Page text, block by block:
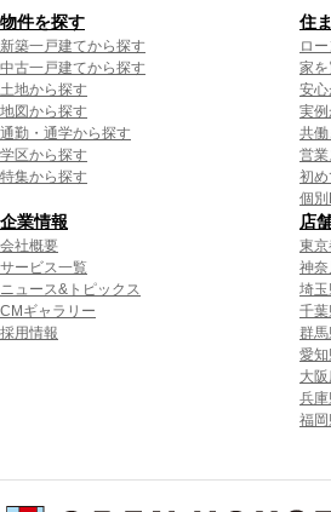
物件を探す
新築一戸建てから探す
中古一戸建てから探す
土地から探す
地図から探す
通勤・通学から探す
学区から探す
特集から探す
住
ロ
家
安心
実
共
営
初
個別
企業情報
会社概要
サービス一覧
ニュース&トピックス
CMギャラリー
採用情報
店
東
神
埼
千
群
愛
大
兵
福